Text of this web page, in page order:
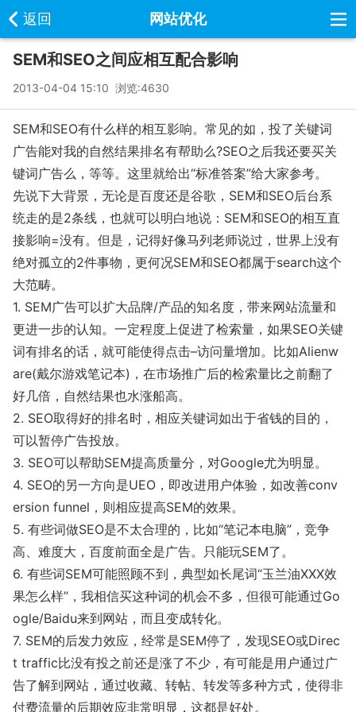
返回 网站优化
SEM和SEO之间应相互配合影响
2013-04-04 15:10 浏览:4630
SEM和SEO有什么样的相互影响。常见的如，投了关键词
广告能对我的自然结果排名有帮助么?SEO之后我还要买关
键词广告么，等等。这里就给出“标准答案”给大家参考。
先说下大背景，无论是百度还是谷歌，SEM和SEO后台系
统走的是2条线，也就可以明白地说：SEM和SEO的相互直
接影响=没有。但是，记得好像马列老师说过，世界上没有
绝对孤立的2件事物，更何况SEM和SEO都属于search这个
大范畴。
1. SEM广告可以扩大品牌/产品的知名度，带来网站流量和
更进一步的认知。一定程度上促进了检索量，如果SEO关键
词有排名的话，就可能使得点击–访问量增加。比如Alienw
are(戴尔游戏笔记本)，在市场推广后的检索量比之前翻了
好几倍，自然结果也水涨船高。
2. SEO取得好的排名时，相应关键词如出于省钱的目的，
可以暂停广告投放。
3. SEO可以帮助SEM提高质量分，对Google尤为明显。
4. SEO的另一方向是UEO，即改进用户体验，如改善conv
ersion funnel，则相应提高SEM的效果。
5. 有些词做SEO是不太合理的，比如“笔记本电脑”，竞争
高、难度大，百度前面全是广告。只能玩SEM了。
6. 有些词SEM可能照顾不到，典型如长尾词“玉兰油XXX效
果怎么样”，我相信买这种词的机会不多，但很可能通过Go
ogle/Baidu来到网站，而且变成转化。
7. SEM的后发力效应，经常是SEM停了，发现SEO或Direc
t traffic比没有投之前还是涨了不少，有可能是用户通过广
告了解到网站，通过收藏、转帖、转发等多种方式，使得非
付费流量的后期效应非常明显，这都是好处。